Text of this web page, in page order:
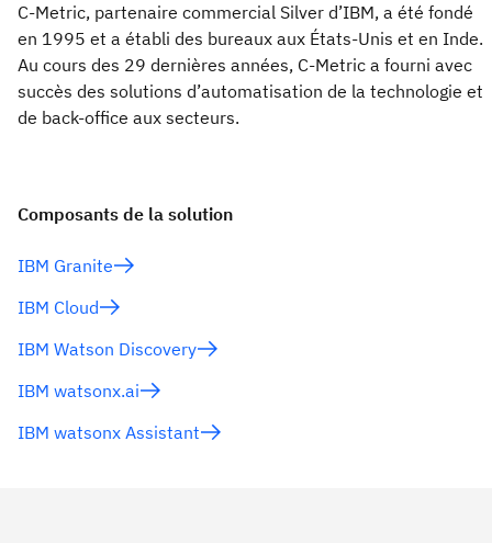
C-Metric, partenaire commercial Silver d’IBM, a été fondé
en 1995 et a établi des bureaux aux États-Unis et en Inde.
Au cours des 29 dernières années, C-Metric a fourni avec
succès des solutions d’automatisation de la technologie et
de back-office aux secteurs.
Composants de la solution
IBM Granite
IBM Cloud
IBM Watson Discovery
IBM watsonx.ai
IBM watsonx Assistant